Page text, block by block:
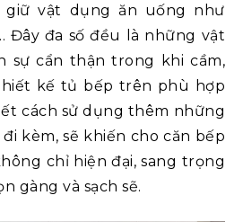
giữ vật dụng ăn uống như
Đây đa số đều là những vật
sự cẩn thận trong khi cầm,
kế tủ bếp trên phù hợp
cách sử dụng thêm những
kèm, sẽ khiến cho căn bếp
chỉ hiện đại, sang trọng
gàng và sạch sẽ.